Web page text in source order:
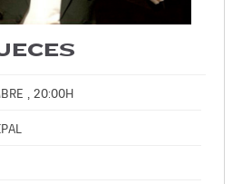
, 20:00H